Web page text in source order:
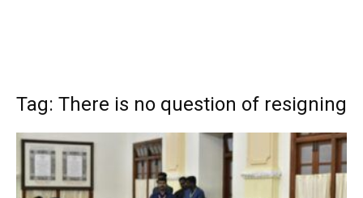
Tag: There is no question of resigning